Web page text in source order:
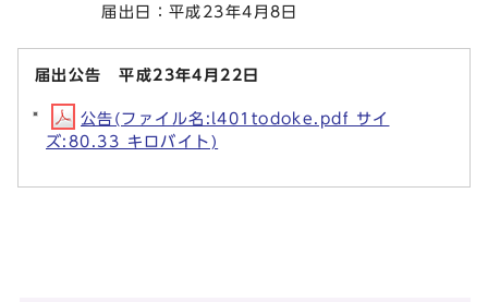
届出日：平成23年4月8日
届出公告 平成23年4月22日
公告(ファイル名:l401todoke.pdf サイ
ズ:80.33 キロバイト)